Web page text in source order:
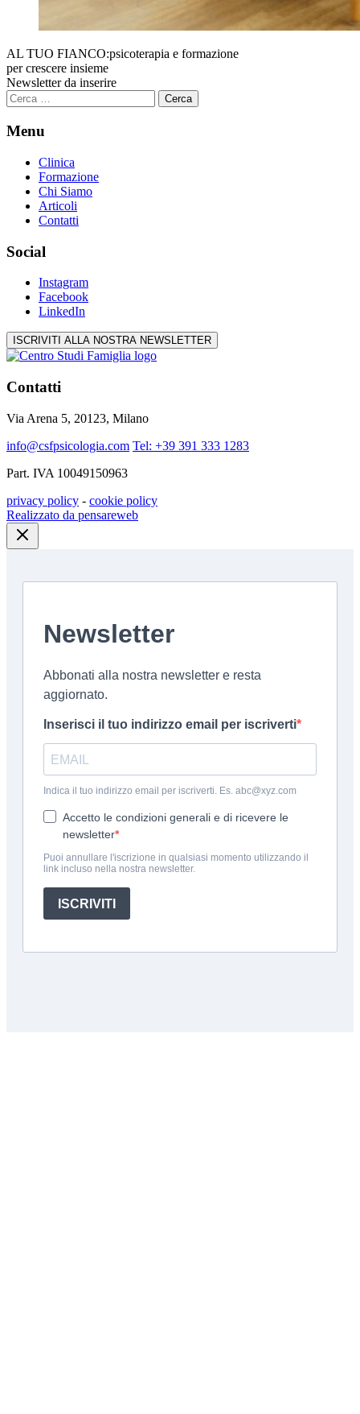
AL TUO FIANCO:psicoterapia e formazione
per crescere insieme
Newsletter da inserire
Ricerca
per:
Menu
Clinica
Formazione
Chi Siamo
Articoli
Contatti
Social
Instagram
Facebook
LinkedIn
ISCRIVITI ALLA NOSTRA NEWSLETTER
Contatti
Via Arena 5, 20123, Milano
info@csfpsicologia.com Tel: +39 391 333 1283
Part. IVA 10049150963
privacy policy - cookie policy
Realizzato da pensareweb